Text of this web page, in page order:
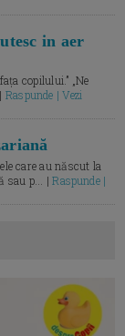
in aer
copilului.” „Ne
Raspunde | Vezi
care au născut la
sau p... |Raspunde |